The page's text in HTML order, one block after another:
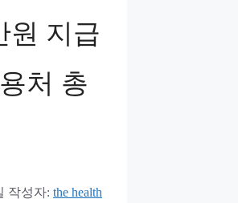
원 지급
처 총
작성자: the health